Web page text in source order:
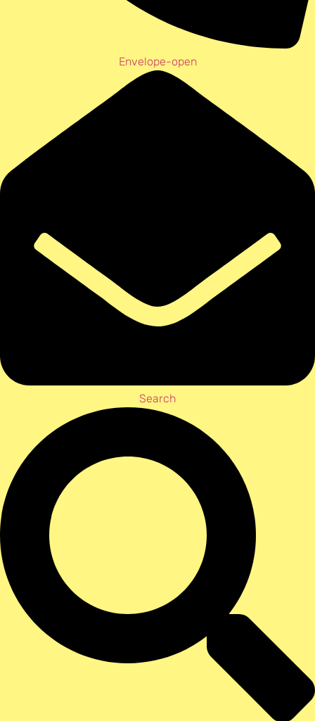
Envelope-open
Search